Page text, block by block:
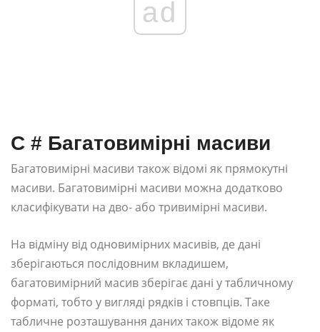
ad
C # Багатовимірні масиви
Багатовимірні масиви також відомі як прямокутні
масиви. Багатовимірні масиви можна додатково
класифікувати на дво- або тривимірні масиви.
На відміну від одновимірних масивів, де дані
зберігаються послідовним вкладишем,
багатовимірний масив зберігає дані у табличному
форматі, тобто у вигляді рядків і стовпців. Таке
табличне розташування даних також відоме як